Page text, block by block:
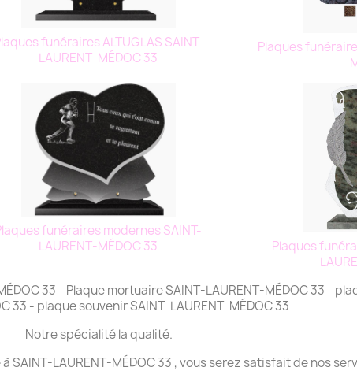
funéraires ALTUGLAS SAINT-
LAURENT-MÉDOC 33
Plaques
funéraires modernes SAINT-
LAURENT-MÉDOC 33
Plaques
33 - Plaque mortuaire SAINT-LAURENT-MÉDOC 33 -
33 - plaque souvenir SAINT-LAURENT-MÉDOC 33
Notre spécialité la qualité.
SAINT-LAURENT-MÉDOC 33 , vous serez satisfait de nos